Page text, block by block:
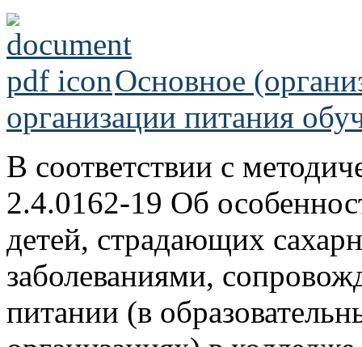
Основное
организации питания
В соответствии с
2.4.0162-19 Об
детей, страдающих
заболеваниями,
питании (в